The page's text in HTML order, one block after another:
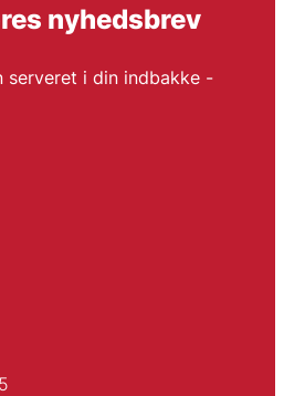
nyhedsbrev
serveret i din indbakke -